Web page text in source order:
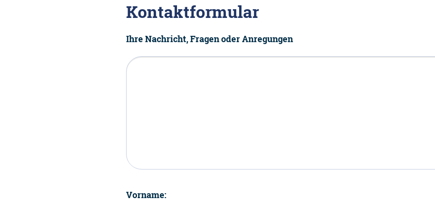
Kontaktformular
Ihre Nachricht, Fragen oder Anregungen
Vorname: